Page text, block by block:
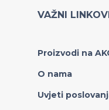
VAŽNI
Proizvodi na
O nama
Uvjeti